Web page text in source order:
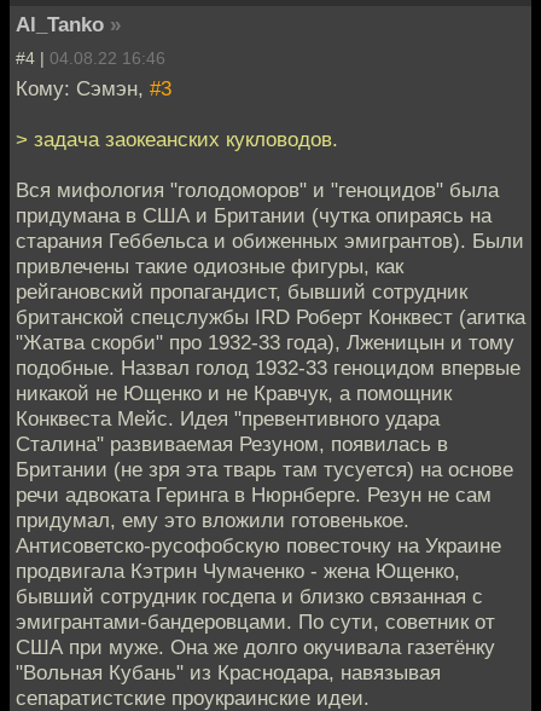
Al_Tanko »
#4 | 04.08.22 16:46
Кому: Сэмэн, #3
> задача заокеанских кукловодов.
Вся мифология "голодоморов" и "геноцидов" была
придумана в США и Британии (чутка опираясь на
старания Геббельса и обиженных эмигрантов). Были
привлечены такие одиозные фигуры, как
рейгановский пропагандист, бывший сотрудник
британской спецслужбы IRD Роберт Конквест (агитка
"Жатва скорби" про 1932-33 года), Лженицын и тому
подобные. Назвал голод 1932-33 геноцидом впервые
никакой не Ющенко и не Кравчук, а помощник
Конквеста Мейс. Идея "превентивного удара
Сталина" развиваемая Резуном, появилась в
Британии (не зря эта тварь там тусуется) на основе
речи адвоката Геринга в Нюрнберге. Резун не сам
придумал, ему это вложили готовенькое.
Антисоветско-русофобскую повесточку на Украине
продвигала Кэтрин Чумаченко - жена Ющенко,
бывший сотрудник госдепа и близко связанная с
эмигрантами-бандеровцами. По сути, советник от
США при муже. Она же долго окучивала газетёнку
"Вольная Кубань" из Краснодара, навязывая
сепаратистские проукраинские идеи.